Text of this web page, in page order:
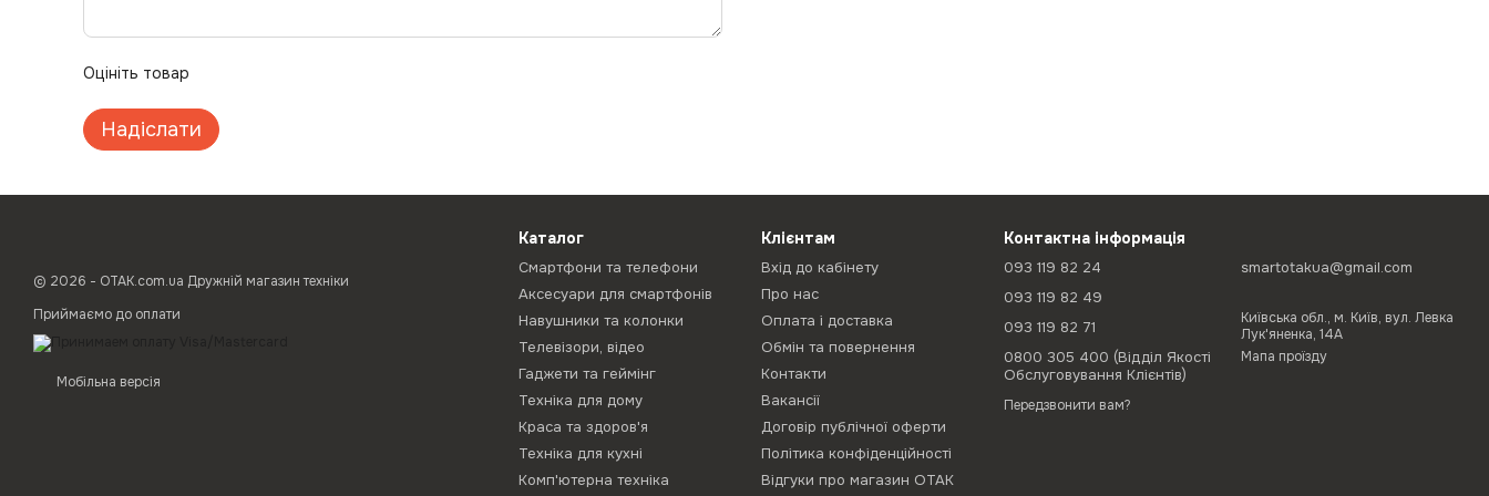
Оцініть товар
Надіслати
© 2026 - ОТАК.com.ua Дружній магазин техніки
Приймаємо до оплати
Мобільна версія
Каталог
Смартфони та телефони
Аксесуари для смартфонів
Навушники та колонки
Телевізори, відео
Гаджети та геймінг
Техніка для дому
Краса та здоров'я
Техніка для кухні
Комп'ютерна техніка
Клієнтам
Вхід до кабінету
Про нас
Оплата і доставка
Обмін та повернення
Контакти
Вакансії
Договір публічної оферти
Політика конфіденційності
Відгуки про магазин ОТАК
Контактна інформація
093 119 82 24
093 119 82 49
093 119 82 71
0800 305 400 (Відділ Якості
Обслуговування Клієнтів)
Передзвонити вам?
smartotakua@gmail.com
Київська обл., м. Київ, вул. Левка
Лук'яненка, 14А
Мапа проїзду